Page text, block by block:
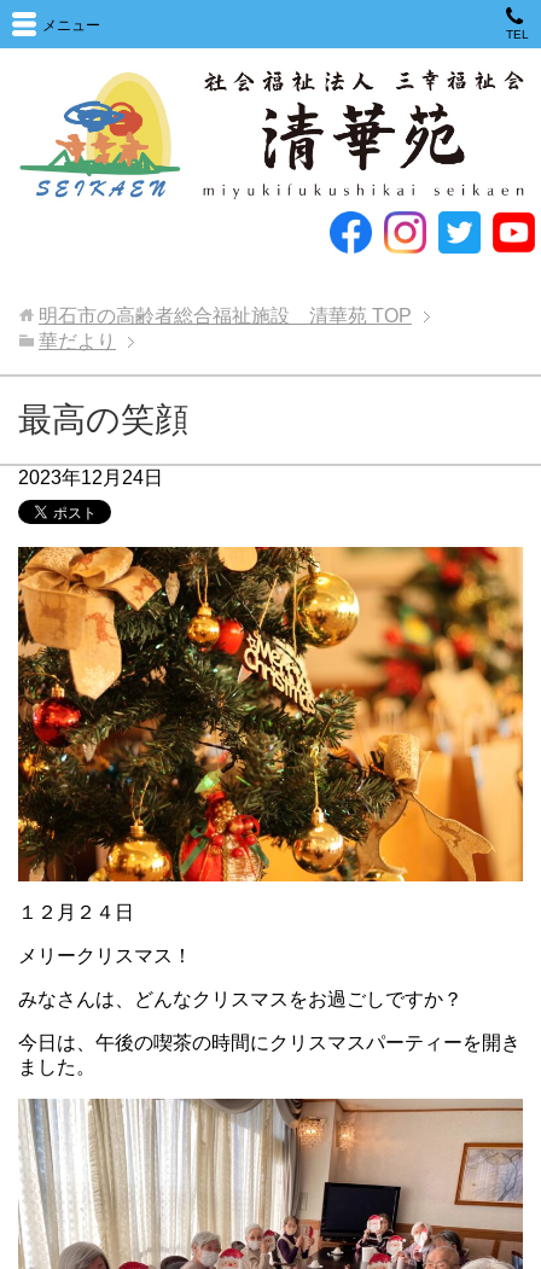
メニュー
TEL
明石市の高齢者総合福祉施設 清華苑 TOP
華だより
最高の笑顔
2023年12月24日
１２月２４日
メリークリスマス！
みなさんは、どんなクリスマスをお過ごしですか？
今日は、午後の喫茶の時間にクリスマスパーティーを開き
ました。